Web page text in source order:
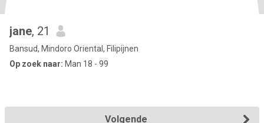
jane, 21
Bansud, Mindoro Oriental, Filipijnen
Op zoek naar: Man 18 - 99
Volgende